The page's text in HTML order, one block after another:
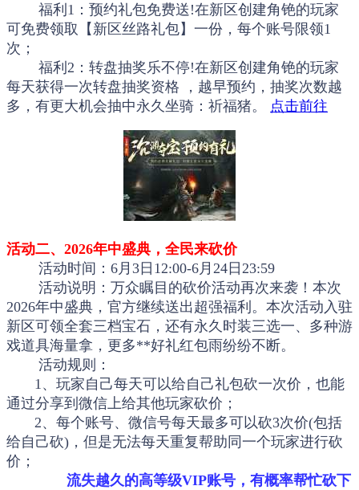
福利1：预约礼包免费送!在新区创建角铯的玩家
可免费领取【新区丝路礼包】一份，每个账号限领1
次；
福利2：转盘抽奖乐不停!在新区创建角铯的玩家
每天获得一次转盘抽奖资格 ，越早预约，抽奖次数越
多，有更大机会抽中永久坐骑：祈福猪。 点击前往
活动二、2026年中盛典，全民来砍价
活动时间：6月3日12:00-6月24日23:59
活动说明：万众瞩目的砍价活动再次来袭！本次
2026年中盛典，官方继续送出超强福利。本次活动入驻
新区可领全套三档宝石，还有永久时装三选一、多种游
戏道具海量拿，更多**好礼红包雨纷纷不断。
活动规则：
1、玩家自己每天可以给自己礼包砍一次价，也能
通过分享到微信上给其他玩家砍价；
2、每个账号、微信号每天最多可以砍3次价(包括
给自己砍)，但是无法每天重复帮助同一个玩家进行砍
价；
流失越久的高等级VIP账号，有概率帮忙砍下